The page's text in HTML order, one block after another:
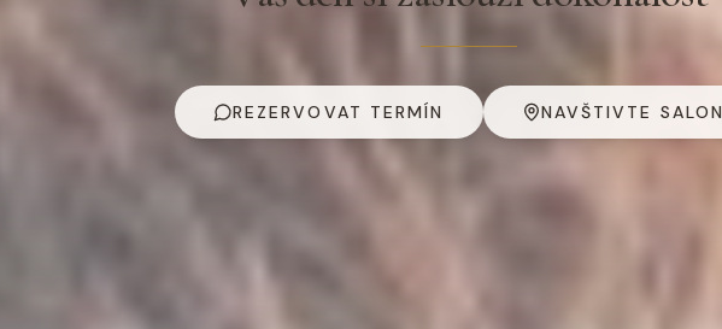
REZERVOVAT TERMÍN NAVŠTIVTE SALON